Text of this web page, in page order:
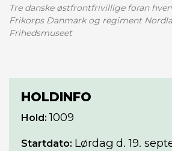
Tre danske østfrontfrivillige foran
Frikorps Danmark og regiment
Frihedsmuseet
HOLDINFO
Hold: 1009
Startdato: Lørdag d. 19.